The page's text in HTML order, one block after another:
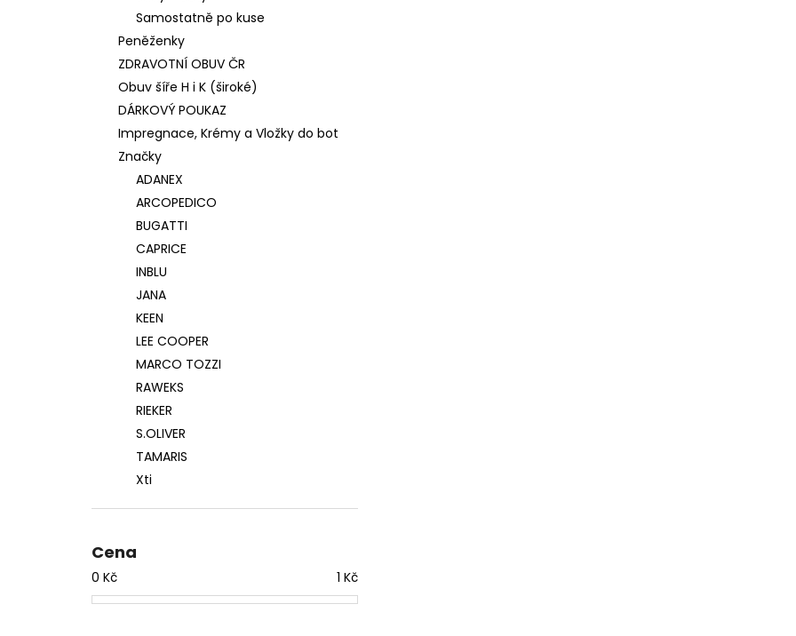
Samostatně po kuse
Peněženky
ZDRAVOTNÍ OBUV ČR
Obuv šíře H i K (široké)
DÁRKOVÝ POUKAZ
Impregnace, Krémy a Vložky do bot
Značky
ADANEX
ARCOPEDICO
BUGATTI
CAPRICE
INBLU
JANA
KEEN
LEE COOPER
MARCO TOZZI
RAWEKS
RIEKER
S.OLIVER
TAMARIS
Xti
Cena
0 Kč 1 Kč